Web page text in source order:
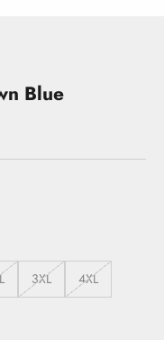
Blue
3XL 4XL